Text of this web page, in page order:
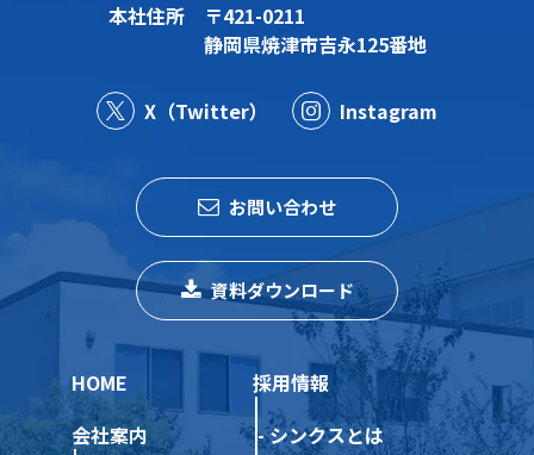
本社住所
〒421-0211
静岡県焼津市吉永125番地
X（Twitter） Instagram
お問い合わせ
資料ダウンロード
HOME
会社案内
採用情報
シンクスとは